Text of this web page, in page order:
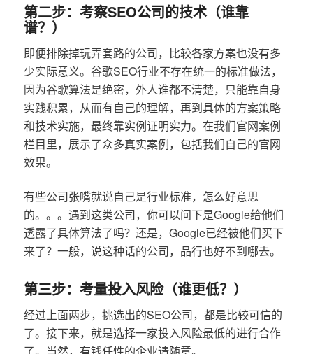
第二步：考察SEO公司的技术（谁靠
谱？）
即便排除掉玩弄套路的公司，比较各家方案也没有多
少实际意义。谷歌SEO行业不存在统一的标准做法，
因为谷歌算法是绝密，外人谁都不清楚，只能靠自身
实践积累，从而有自己的理解，再到具体的方案策略
和技术实施，最终靠实例证明实力。在我们官网案例
栏目里，展示了众多真实案例，包括我们自己的官网
效果。
有些公司张嘴就说自己是行业标准，怎么好意思
的。。。遇到这类公司，你可以问下是Google给他们
透露了具体算法了吗？还是，Google已经被他们买下
来了？一般，说这种话的公司，品行也好不到哪去。
第三步：考量投入风险（谁更低？）
经过上面两步，挑选出的SEO公司，都是比较可信的
了。接下来，就是选择一家投入风险最低的进行合作